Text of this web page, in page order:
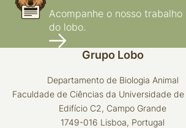
Acompanhe o nosso
do lobo.
Grupo Lobo
Departamento de Biologia Animal
Faculdade de Ciências da Universidade de
Edifício C2, Campo Grande
1749-016 Lisboa, Portugal